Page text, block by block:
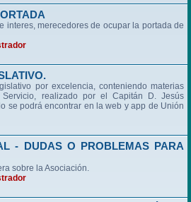
interes, merecedores de ocupar la portada de
por excelencia, conteniendo materias
realizado por el Capitán D. Jesús
se podrá encontrar en la web y app de Unión
- DUDAS O PROBLEMAS PARA
sobre la Asociación.